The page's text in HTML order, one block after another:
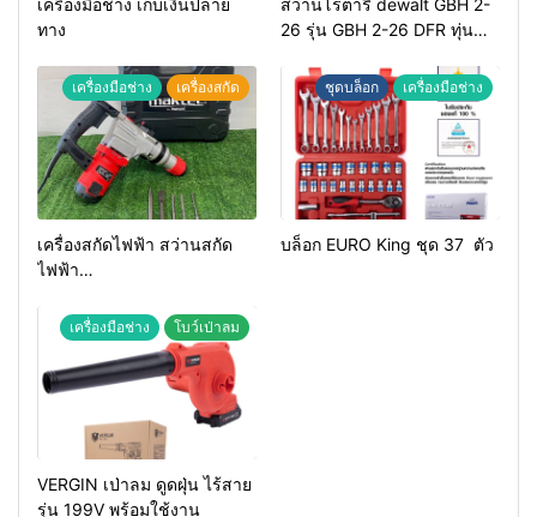
เครื่องมือช่าง เก็บเงินปลาย
ทาง
สว่านโรตารี่ dewalt GBH 2-
26 รุ่น GBH 2-26 DFR ทุ่น
เครื่องมือช่าง เครื่องสกัด
เครื่องสกัดไฟฟ้า สว่านสกัด
ไฟฟ้า
ชุดบล็อก เครื่องมือช่าง
บล็อก EURO King ชุด 37 ตัว
เครื่องมือช่าง โบว์เป่าลม
VERGIN เป่าลม ดูดฝุ่น ไร้สาย
รุ่น 199V พร้อมใช้งาน